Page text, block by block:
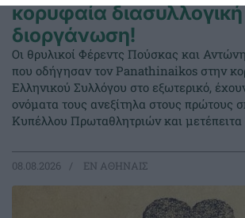
κορυφαία διασυλλογική
διοργάνωση!
Οι θρυλικοί Φέρεντς Πούσκας και
που οδήγησαν τον Panathinaikos στην
Ελληνικού Συλλόγου στο εξωτερικό,
ονόματα τους ανεξίτηλα στους πρώτους
Κυπέλλου Πρωταθλητριών και μετέπειτα
08.08.2026 EΝ ΑΘΗΝΑΙΣ